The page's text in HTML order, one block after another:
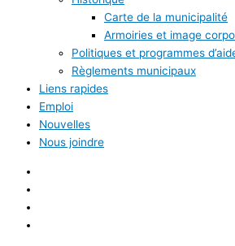
Carte de la municipalité
Armoiries et image
Politiques et programmes
Règlements municipaux
Liens rapides
Emploi
Nouvelles
Nous joindre